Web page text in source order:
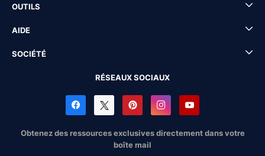
OUTILS
AIDE
SOCIÉTÉ
RÉSEAUX SOCIAUX
Obtenez des ressources exclusives directement dans votre
boîte mail